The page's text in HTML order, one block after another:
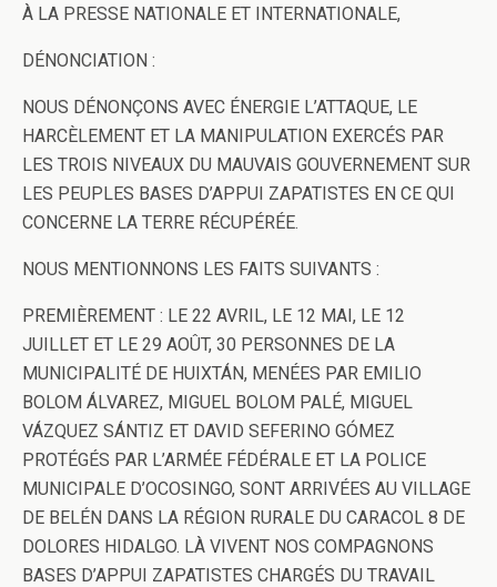
À LA PRESSE NATIONALE ET INTERNATIONALE,
DÉNONCIATION :
NOUS DÉNONÇONS AVEC ÉNERGIE L’ATTAQUE, LE
HARCÈLEMENT ET LA MANIPULATION EXERCÉS PAR
LES TROIS NIVEAUX DU MAUVAIS GOUVERNEMENT SUR
LES PEUPLES BASES D’APPUI ZAPATISTES EN CE QUI
CONCERNE LA TERRE RÉCUPÉRÉE.
NOUS MENTIONNONS LES FAITS SUIVANTS :
PREMIÈREMENT : LE 22 AVRIL, LE 12 MAI, LE 12
JUILLET ET LE 29 AOÛT, 30 PERSONNES DE LA
MUNICIPALITÉ DE HUIXTÁN, MENÉES PAR EMILIO
BOLOM ÁLVAREZ, MIGUEL BOLOM PALÉ, MIGUEL
VÁZQUEZ SÁNTIZ ET DAVID SEFERINO GÓMEZ
PROTÉGÉS PAR L’ARMÉE FÉDÉRALE ET LA POLICE
MUNICIPALE D’OCOSINGO, SONT ARRIVÉES AU VILLAGE
DE BELÉN DANS LA RÉGION RURALE DU CARACOL 8 DE
DOLORES HIDALGO. LÀ VIVENT NOS COMPAGNONS
BASES D’APPUI ZAPATISTES CHARGÉS DU TRAVAIL